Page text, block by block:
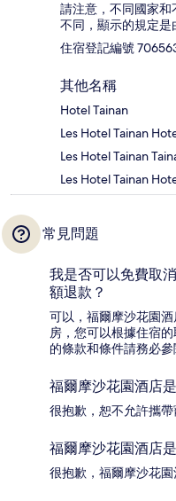
請注意，不同國家
不同，顯示的規定是
住宿登記編號
其他名稱
Hotel Tainan
Les Hotel Tainan
Les Hotel Tainan
Les Hotel Tainan
常見問題
我是否可以免費取
額退款？
可以，福爾摩沙花園
房，您可以根據住宿
的條款和條件請務必參
福爾摩沙花園酒店
很抱歉，恕不允許攜帶
福爾摩沙花園酒店
很抱歉，福爾摩沙花園